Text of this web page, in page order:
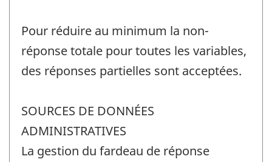
Pour réduire au minimum la non-
réponse totale pour toutes les variables,
des réponses partielles sont acceptées.
SOURCES DE DONNÉES
ADMINISTRATIVES
La gestion du fardeau de réponse